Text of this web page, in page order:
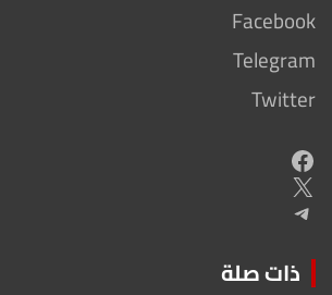
Facebook
Telegram
Twitter
Facebook
X
Telegram
ذات صلة